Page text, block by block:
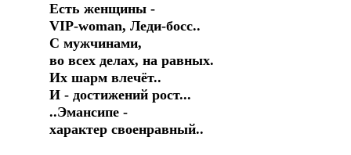
Есть женщины -
VIP-woman, Леди-босс..
С мужчинами,
во всех делах, на равных.
Их шарм влечёт..
И - достижений рост...
..Эмансипе -
характер своенравный..